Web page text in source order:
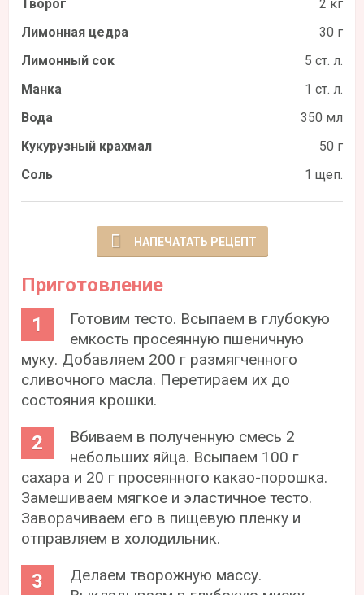
Творог
2 кг
Лимонная цедра
30 г
Лимонный сок
5 ст. л.
Манка
1 ст. л.
Вода
350 мл
Кукурузный крахмал
50 г
Соль
1 щеп.
НАПЕЧАТАТЬ РЕЦЕПТ
Приготовление
Готовим тесто. Всыпаем в глубокую
емкость просеянную пшеничную
муку. Добавляем 200 г размягченного
сливочного масла. Перетираем их до
состояния крошки.
Вбиваем в полученную смесь 2
небольших яйца. Всыпаем 100 г
сахара и 20 г просеянного какао-порошка.
Замешиваем мягкое и эластичное тесто.
Заворачиваем его в пищевую пленку и
отправляем в холодильник.
Делаем творожную массу.